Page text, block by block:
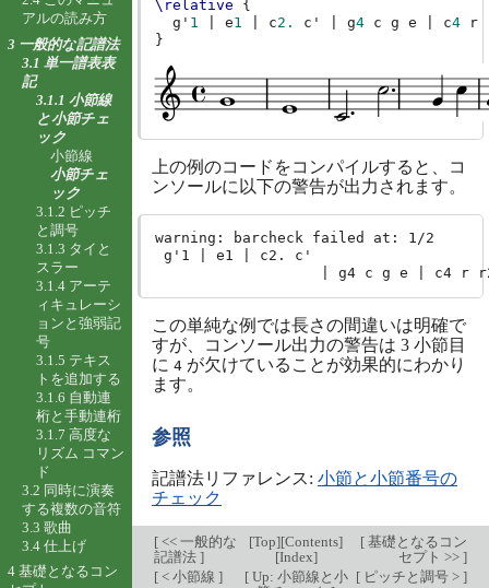
\relative
{
g' 1 e1 c2. c' g4 c g e c4 r
}
上の例のコードをコンパイルすると、コ
ンソールに以下の警告が出力されます。
warning: barcheck failed at: 1/2
g'1 | e1 | c2. c'
この単純な例では長さの間違いは明確で
すが、コンソール出力の警告は 3 小節目
に 4が欠けていることが効果的にわかり
ます。
参照
記譜法リファレンス: 小節と小節番号の
チェック
[<< 一般的な
記譜法 ]
[Top][Contents]
[Index]
[基礎となるコン
セプト >> ]
[< 小節線 ] [Up: 小節線と小 [ピッチと調号 > ]
アルの読み方
3 一般的な記譜法
3.1 単一譜表表
記
3.1.1 小節線
と小節チェ
ック
小節線
小節チェ
ック
3.1.2 ピッチ
と調号
3.1.3 タイと
スラー
3.1.4 アーテ
ィキュレーシ
ョンと強弱記
号
3.1.5 テキス
トを追加する
3.1.6 自動連
桁と手動連桁
3.1.7 高度な
リズム コマン
ド
3.2 同時に演奏
する複数の音符
3.3 歌曲
3.4 仕上げ
4 基礎となるコン